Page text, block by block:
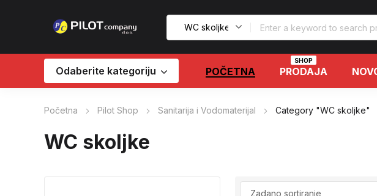
Odaberite kategoriju POČETNA PRODAJA
SHOP
Početna Pilot Shop Sanitarija i Vodomaterijal Category "WC skoljke"
WC skoljke